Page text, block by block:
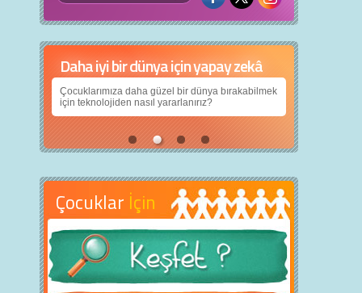
Daha iyi bir dünya için yapay zekâ
Çocuklarımıza daha güzel bir dünya bırakabilmek
için teknolojiden nasıl yararlanırız?
Çocuklar İçin